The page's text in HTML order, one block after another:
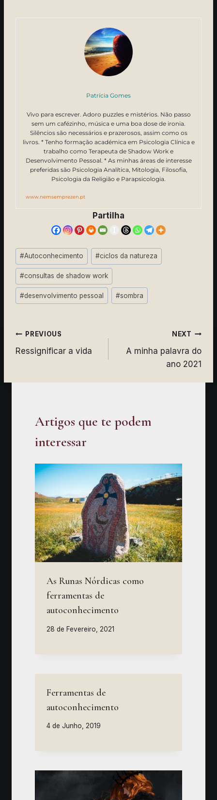
Patrícia Gomes
Vivo para escrever. Adoro puzzles e mistérios. Não passo
sem um cafézinho, música e uma boa dose de ironia.
Silêncios são necessários e prazerosos, assim como os
livros. * Tenho formação académica em Psicologia Clínica e
trabalho como Terapeuta de Shadow Work e
Desenvolvimento Pessoal. * As minhas áreas de interesse
preferidas são Psicologia Analítica, Mitologia, Filosofia,
Psicologia da Religião e Parapsicologia.
www.nemsemprezen.pt
Partilha
Post
Tags:
#Autoconhecimento #ciclos da natureza
#consultas de shadow work
#desenvolvimento pessoal #sombra
Navegação
de
PREVIOUS
Ressignificar a vida
NEXT
A minha palavra do
ano 2021
Artigos que te podem
interessar
As Runas Nórdicas como
ferramentas de
autoconhecimento
28 de Fevereiro, 2021
Ferramentas de
autoconhecimento
4 de Junho, 2019